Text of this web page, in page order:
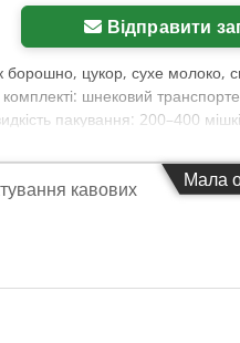
Відправити
цукор, сухе молоко,
шнековий
пакування: 200–400
рівнем пилу можливо
Мала
кавових